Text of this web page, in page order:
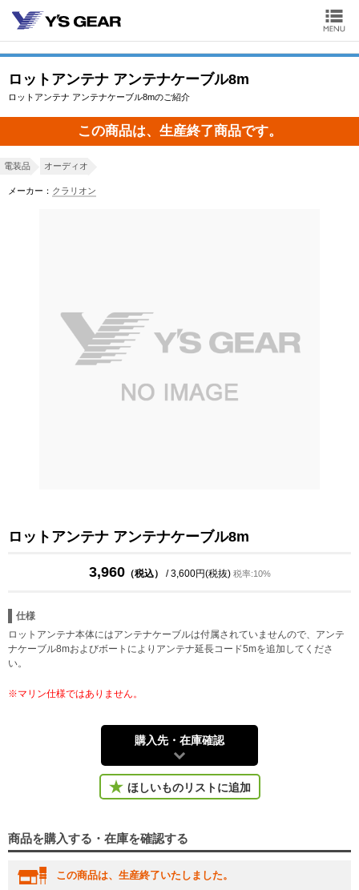
ロットアンテナ アンテナケーブル8m
ロットアンテナ アンテナケーブル8mのご紹介
この商品は、生産終了商品です。
電装品 オーディオ
メーカー： クラリオン
ロットアンテナ アンテナケーブル8m
3,960（税込） / 3,600円(税抜) 税率:10%
仕様
ロットアンテナ本体にはアンテナケーブルは付属されていませんので、アンテ
ナケーブル8mおよびボートによりアンテナ延長コード5mを追加してくださ
い。
※マリン仕様ではありません。
購入先・在庫確認
ほしいものリストに追加
商品を購入する・在庫を確認する
この商品は、生産終了いたしました。